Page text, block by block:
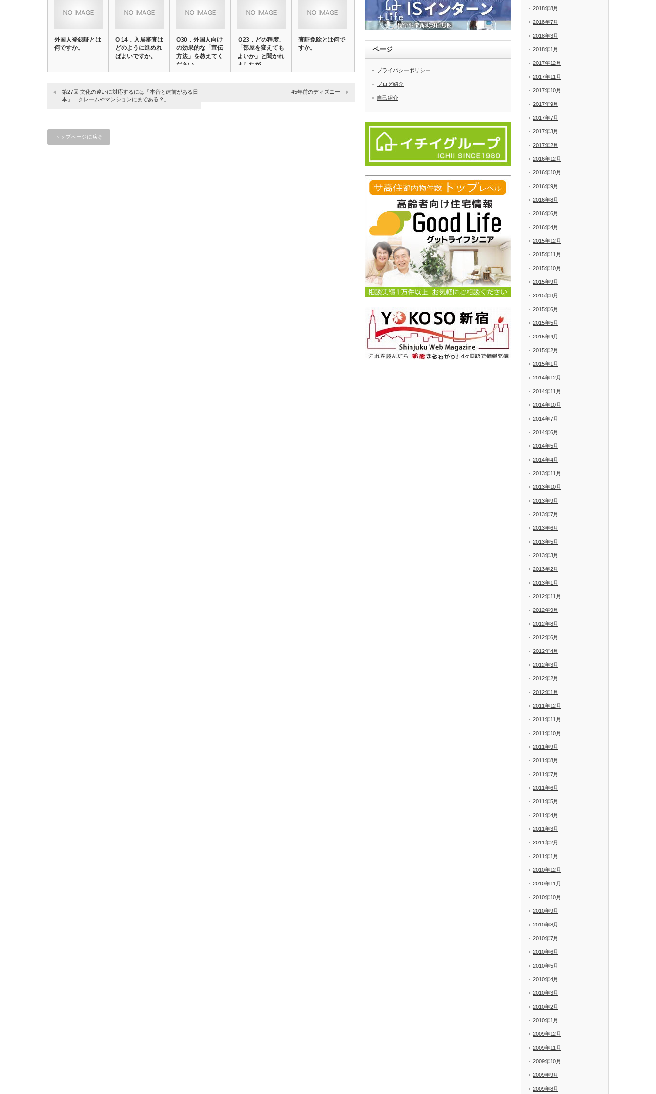
外国人登録証とは
何ですか。
Q 14．入居審査は
どのように進めれ
ばよいですか。
Q30．外国人向け
の効果的な「宣伝
方法」を教えてく
ださい。
Ｑ23．どの程度、
「部屋を変えても
よいか」と聞かれ
ましたが…
査証免除とは何で
すか。
第27回 文化の違いに対応するには「本音と建前がある日
本」「クレームやマンションにまである？」
45年前のディズニー
トップページに戻る
ページ
プライバシーポリシー
ブログ紹介
自己紹介
2018年8月
2018年7月
2018年3月
2018年1月
2017年12月
2017年11月
2017年10月
2017年9月
2017年7月
2017年3月
2017年2月
2016年12月
2016年10月
2016年9月
2016年8月
2016年6月
2016年4月
2015年12月
2015年11月
2015年10月
2015年9月
2015年8月
2015年6月
2015年5月
2015年4月
2015年2月
2015年1月
2014年12月
2014年11月
2014年10月
2014年7月
2014年6月
2014年5月
2014年4月
2013年11月
2013年10月
2013年9月
2013年7月
2013年6月
2013年5月
2013年3月
2013年2月
2013年1月
2012年11月
2012年9月
2012年8月
2012年6月
2012年4月
2012年3月
2012年2月
2012年1月
2011年12月
2011年11月
2011年10月
2011年9月
2011年8月
2011年7月
2011年6月
2011年5月
2011年4月
2011年3月
2011年2月
2011年1月
2010年12月
2010年11月
2010年10月
2010年9月
2010年8月
2010年7月
2010年6月
2010年5月
2010年4月
2010年3月
2010年2月
2010年1月
2009年12月
2009年11月
2009年10月
2009年9月
2009年8月